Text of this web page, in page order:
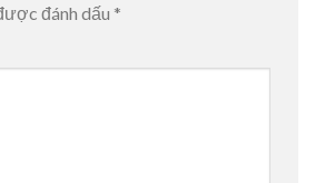
đánh dấu *